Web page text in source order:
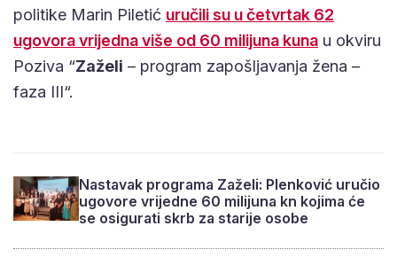
politike Marin Piletić uručili su u četvrtak 62
ugovora vrijedna više od 60 milijuna kuna u okviru
Poziva “Zaželi – program zapošljavanja žena –
faza III“.
Nastavak programa Zaželi: Plenković uručio
ugovore vrijedne 60 milijuna kn kojima će
se osigurati skrb za starije osobe